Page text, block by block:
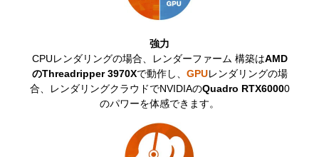
分
強力
CPUレンダリングの場合、レンダーファーム 構築はAMD
のThreadripper 3970Xで動作し、 GPUレンダリングの場
合、レンダリングクラウドでNVIDIAのQuadro RTX60000
のパワーを体感できます。